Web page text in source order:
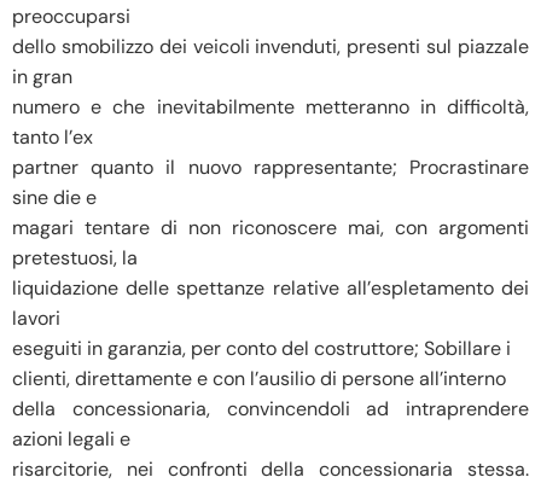
preoccuparsi
dello smobilizzo dei veicoli invenduti, presenti sul piazzale
in gran
numero e che inevitabilmente metteranno in difficoltà,
tanto l’ex
partner quanto il nuovo rappresentante; Procrastinare
sine die e
magari tentare di non riconoscere mai, con argomenti
pretestuosi, la
liquidazione delle spettanze relative all’espletamento dei
lavori
eseguiti in garanzia, per conto del costruttore; Sobillare i
clienti, direttamente e con l’ausilio di persone all’interno
della concessionaria, convincendoli ad intraprendere
azioni legali e
risarcitorie, nei confronti della concessionaria stessa.